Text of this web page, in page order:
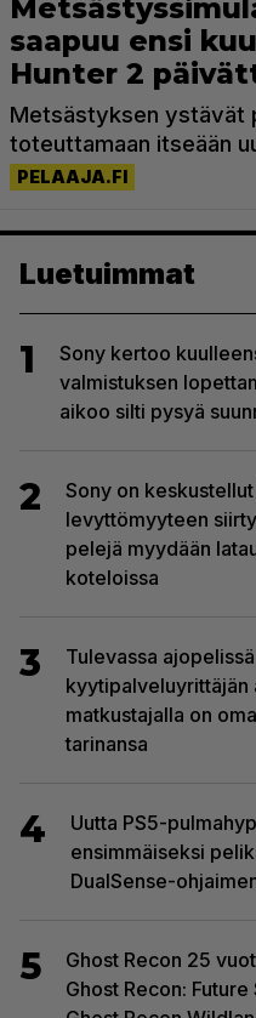
Luetuimmat
1
Sony kertoo
valmistuksen
aikoo silti pysyä
2
Sony on
levyttömyyteen
pelejä myydään
koteloissa
3
Tulevassa
kyytipalveluyrittäjän
matkustajalla on
tarinansa
4
Uutta PS5-
ensimmäiseksi
DualSense-
5
Ghost Recon 25
Ghost Recon: